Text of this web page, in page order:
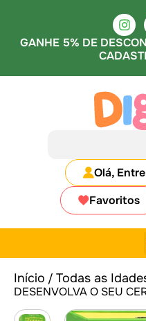
GANHE 5% DE
Olá,
Favoritos
Início / Todas as
DESENVOLVA O SEU